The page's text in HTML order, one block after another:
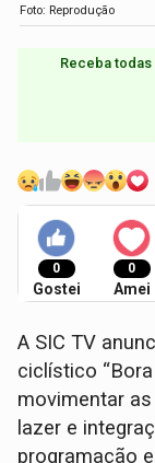
Foto: Reprodução
Receba
0
Gostei
0
Amei
A SIC TV
ciclístico
movimentar
lazer e
programação